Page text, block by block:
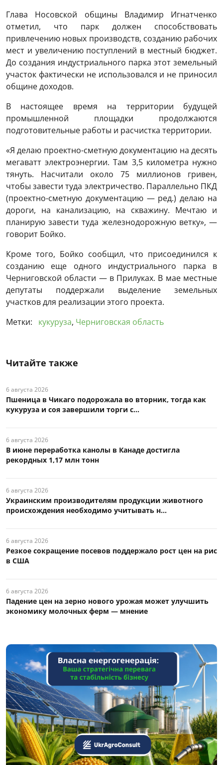
Глава Носовской общины Владимир Игнатченко
отметил, что парк должен способствовать
привлечению новых производств, созданию рабочих
мест и увеличению поступлений в местный бюджет.
До создания индустриального парка этот земельный
участок фактически не использовался и не приносил
общине доходов.
В настоящее время на территории будущей
промышленной площадки продолжаются
подготовительные работы и расчистка территории.
«Я делаю проектно-сметную документацию на десять
мегаватт электроэнергии. Там 3,5 километра нужно
тянуть. Насчитали около 75 миллионов гривен,
чтобы завести туда электричество. Параллельно ПКД
(проектно-сметную документацию — ред.) делаю на
дороги, на канализацию, на скважину. Мечтаю и
планирую завести туда железнодорожную ветку», —
говорит Бойко.
Кроме того, Бойко сообщил, что присоединился к
созданию еще одного индустриального парка в
Черниговской области — в Прилуках. В мае местные
депутаты поддержали выделение земельных
участков для реализации этого проекта.
Метки:
кукуруза, Черниговская область
Читайте также
6 августа 2026
Пшеница в Чикаго подорожала во вторник, тогда как
кукуруза и соя завершили торги с...
6 августа 2026
В июне переработка канолы в Канаде достигла
рекордных 1,17 млн тонн
6 августа 2026
Украинским производителям продукции животного
происхождения необходимо учитывать н...
6 августа 2026
Резкое сокращение посевов поддержало рост цен на рис
в США
6 августа 2026
Падение цен на зерно нового урожая может улучшить
экономику молочных ферм — мнение